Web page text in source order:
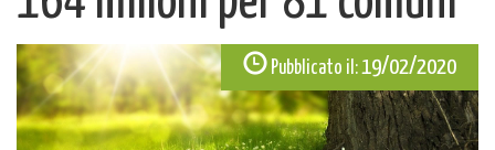
Pubblicato il:19/02/2020